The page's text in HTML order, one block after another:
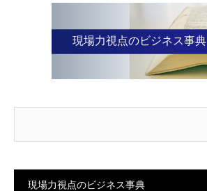
現場力視点のビジネス事典
現場力視点のビジネス事典